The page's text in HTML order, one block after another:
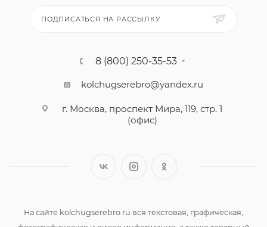
ПОДПИСАТЬСЯ НА РАССЫЛКУ
8 (800) 250-35-53
kolchugserebro@yandex.ru
г. Москва, проспект Мира, 119, стр. 1
(офис)
На сайте kolchugserebro.ru вся текстовая, графическая,